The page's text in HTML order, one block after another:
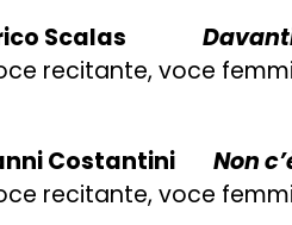
Scalas
recitante, voce
Costantini Non
recitante, voce